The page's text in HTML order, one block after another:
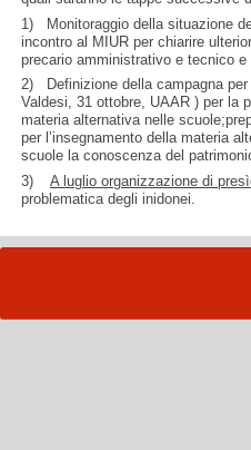
1) Monitoraggio della situazione
incontro al MIUR per chiarire
precario amministrativo e tecnico
2) Definizione della campagna
Valdesi, 31 ottobre, UAAR ) per la
materia alternativa nelle
per l’insegnamento della materia
scuole la conoscenza del
3) A luglio organizzazione di
problematica degli inidonei.